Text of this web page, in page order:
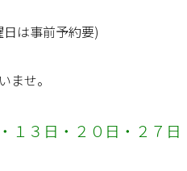
は事前予約要)
ませ。
３日・２０日・２７日